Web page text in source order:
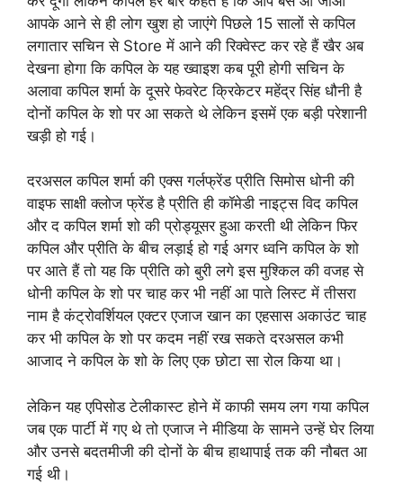
आपके आने से ही लोग खुश हो जाएंगे पिछले 15 सालों से कपिल
लगातार सचिन से Store में आने की रिक्वेस्ट कर रहे हैं खैर अब
देखना होगा कि कपिल के यह ख्वाइश कब पूरी होगी सचिन के
अलावा कपिल शर्मा के दूसरे फेवरेट क्रिकेटर महेंद्र सिंह धौनी है
दोनों कपिल के शो पर आ सकते थे लेकिन इसमें एक बड़ी परेशानी
खड़ी हो गई।
दरअसल कपिल शर्मा की एक्स गर्लफ्रेंड प्रीति सिमोस धोनी की
वाइफ साक्षी क्लोज फ्रेंड है प्रीति ही कॉमेडी नाइट्स विद कपिल
और द कपिल शर्मा शो की प्रोड्यूसर हुआ करती थी लेकिन फिर
कपिल और प्रीति के बीच लड़ाई हो गई अगर ध्वनि कपिल के शो
पर आते हैं तो यह कि प्रीति को बुरी लगे इस मुश्किल की वजह से
धोनी कपिल के शो पर चाह कर भी नहीं आ पाते लिस्ट में तीसरा
नाम है कंट्रोवर्शियल एक्टर एजाज खान का एहसास अकाउंट चाह
कर भी कपिल के शो पर कदम नहीं रख सकते दरअसल कभी
आजाद ने कपिल के शो के लिए एक छोटा सा रोल किया था।
लेकिन यह एपिसोड टेलीकास्ट होने में काफी समय लग गया कपिल
जब एक पार्टी में गए थे तो एजाज ने मीडिया के सामने उन्हें घेर लिया
और उनसे बदतमीजी की दोनों के बीच हाथापाई तक की नौबत आ
गई थी।